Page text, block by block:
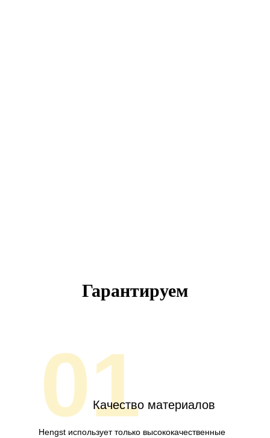
Гарантируем
01Качество материалов
Hengst использует только высококачественные